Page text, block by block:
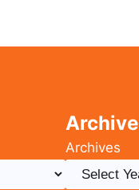
Archive
Archives